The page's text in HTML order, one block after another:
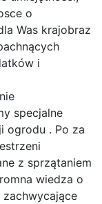
o
Was krajobraz
i
specjalne
ogrodu . Po za
z sprzątaniem
wiedza o